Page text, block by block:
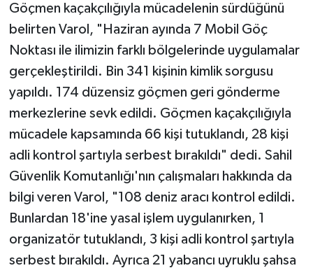
Göçmen kaçakçılığıyla mücadelenin sürdüğünü
belirten Varol, "Haziran ayında 7 Mobil Göç
Noktası ile ilimizin farklı bölgelerinde uygulamalar
gerçekleştirildi. Bin 341 kişinin kimlik sorgusu
yapıldı. 174 düzensiz göçmen geri gönderme
merkezlerine sevk edildi. Göçmen kaçakçılığıyla
mücadele kapsamında 66 kişi tutuklandı, 28 kişi
adli kontrol şartıyla serbest bırakıldı" dedi. Sahil
Güvenlik Komutanlığı'nın çalışmaları hakkında da
bilgi veren Varol, "108 deniz aracı kontrol edildi.
Bunlardan 18'ine yasal işlem uygulanırken, 1
organizatör tutuklandı, 3 kişi adli kontrol şartıyla
serbest bırakıldı. Ayrıca 21 yabancı uyruklu şahsa